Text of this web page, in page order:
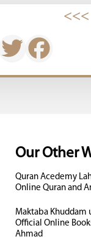
>>>
Our Other
Quran Acedemy
Online Quran and
Maktaba Khuddam
Official Online
Ahmad